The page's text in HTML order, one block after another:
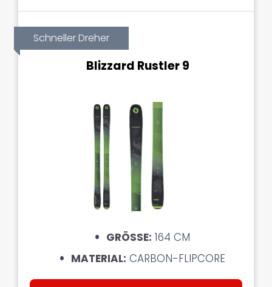
Schneller Dreher
Blizzard Rustler 9
GRÖSSE: 164 CM
MATERIAL: CARBON-FLIPCORE